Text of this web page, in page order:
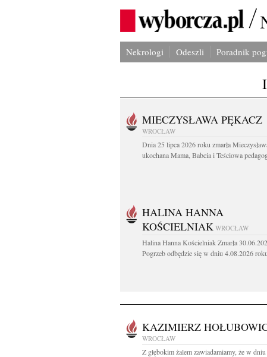
Nekrologi Odeszli Poradnik
MIECZYSŁAWA PĘKACZ
WROCŁAW
Dnia 25 lipca 2026 roku zmarła
ukochana Mama, Babcia i Teściowa
HALINA HANNA
KOŚCIELNIAK WROCŁAW
Halina Hanna Kościelniak Zmarła
Pogrzeb odbędzie się w dniu 4.08.2026
KAZIMIERZ
WROCŁAW
Z głębokim żalem zawiadamiamy, że w